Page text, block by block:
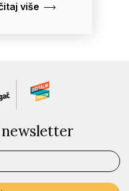
više
newsletter